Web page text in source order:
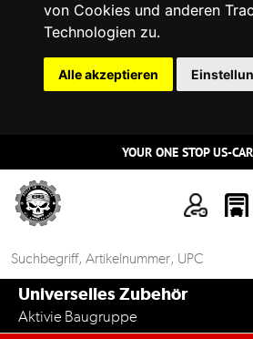
von Cookies und anderen
Technologien zu.
Alle akzeptieren
YOUR ONE STOP US-
Universelles Zubehör
Aktivie Baugruppe